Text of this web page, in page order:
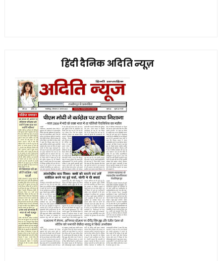
हिंदी दैनिक अदिति न्यूज़